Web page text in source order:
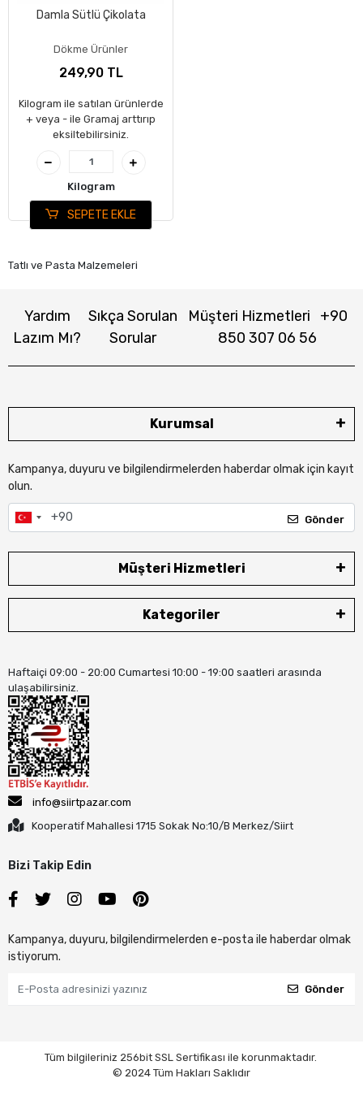
Damla Sütlü Çikolata
Dökme Ürünler
249,90 TL
Kilogram ile satılan ürünlerde
+ veya - ile Gramaj arttırıp
eksiltebilirsiniz.
Kilogram
SEPETE EKLE
Tatlı ve Pasta Malzemeleri
Yardım
Lazım Mı?
Sıkça Sorulan
Sorular
Müşteri Hizmetleri
+90
850 307 06 56
Kurumsal
Kampanya, duyuru ve bilgilendirmelerden haberdar olmak için kayıt
olun.
Gönder
Müşteri Hizmetleri
Kategoriler
Haftaiçi 09:00 - 20:00 Cumartesi 10:00 - 19:00 saatleri arasında
ulaşabilirsiniz.
info@siirtpazar.com
Kooperatif Mahallesi 1715 Sokak No:10/B Merkez/Siirt
Bizi Takip Edin
Kampanya, duyuru, bilgilendirmelerden e-posta ile haberdar olmak
istiyorum.
Gönder
Tüm bilgileriniz 256bit SSL Sertifikası ile korunmaktadır.
© 2024 Tüm Hakları Saklıdır